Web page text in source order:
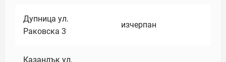
Дупница ул.
Раковска 3
изчерпан
Казанлък ул.